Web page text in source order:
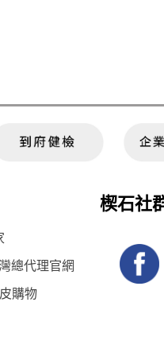
楔石社
總代理官網
購物